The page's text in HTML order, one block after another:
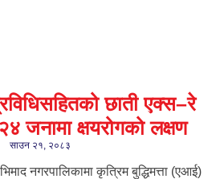
छाती एक्स–रे
जनामा क्षयरोगको लक्षण
साउन २१, २०८३
नगरपालिकामा कृत्रिम बुद्धिमत्ता (एआई)